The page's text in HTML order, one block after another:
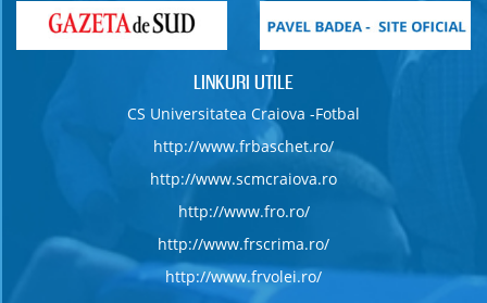
LINKURI UTILE
CS Universitatea Craiova -Fotbal
http://www.frbaschet.ro/
http://www.scmcraiova.ro
http://www.fro.ro/
http://www.frscrima.ro/
http://www.frvolei.ro/